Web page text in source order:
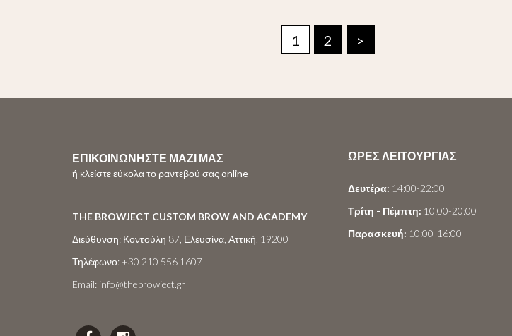
1 2 >
ΕΠΙΚΟΙΝΩΝΗΣΤΕ ΜΑΖΙ ΜΑΣ
ή κλείστε εύκολα το ραντεβού σας online
THE BROWJECT CUSTOM BROW AND ACADEMY
Διεύθυνση: Κοντούλη 87, Ελευσίνα, Αττική, 19200
Τηλέφωνο: +30 210 556 1607
Email: info@thebrowject.gr
ΩΡΕΣ ΛΕΙΤΟΥΡΓΙΑΣ
Δευτέρα: 14:00-22:00
Τρίτη - Πέμπτη: 10:00-20:00
Παρασκευή: 10:00-16:00